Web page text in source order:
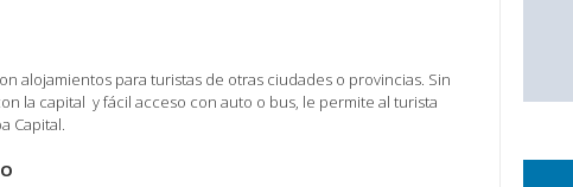
alojamientos para turistas de otras ciudades o provincias. Sin
la capital y fácil acceso con auto o bus, le permite al turista
Capital.